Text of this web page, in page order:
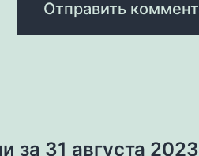
за 31 августа 2023